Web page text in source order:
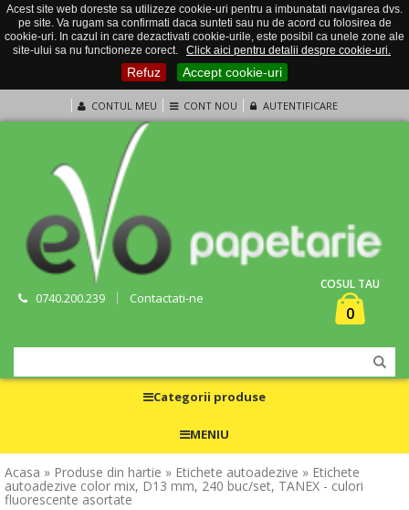
Acest site web doreste sa utilizeze cookie-uri pentru a imbunatati navigarea dvs.
pe site. Va rugam sa confirmati daca sunteti sau nu de acord cu folosirea de
cookie-uri. In cazul in care dezactivati cookie-urile, este posibil ca unele zone ale
site-ului sa nu functioneze corect.
Click aici pentru detalii despre cookie-uri.
Refuz Accept cookie-uri
CONTUL MEU CONT NOU AUTENTIFICARE
0740.200.239 Contactati-ne
COSUL TAU
0
Categorii produse
MENIU
Acasa » Produse din hartie » Etichete autoadezive » Etichete
autoadezive color mix, D13 mm, 240 buc/set, TANEX - culori
fluorescente asortate